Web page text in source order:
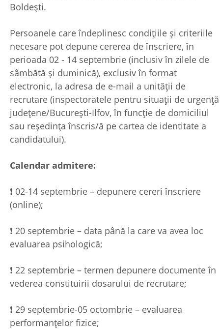
Boldeşti.
Persoanele care îndeplinesc condițiile și criteriile
necesare pot depune cererea de înscriere, în
perioada 02 - 14 septembrie (inclusiv în zilele de
sâmbătă și duminică), exclusiv în format
electronic, la adresa de e-mail a unității de
recrutare (inspectoratele pentru situații de urgență
județene/București-Ilfov, în funcție de domiciliul
sau reședința înscris/ă pe cartea de identitate a
candidatului).
Calendar admitere:
❗ 02-14 septembrie – depunere cereri înscriere
(online);
❗ 20 septembrie – data până la care va avea loc
evaluarea psihologică;
❗ 22 septembrie – termen depunere documente în
vederea constituirii dosarului de recrutare;
❗ 29 septembrie-05 octombrie – evaluarea
performanțelor fizice;